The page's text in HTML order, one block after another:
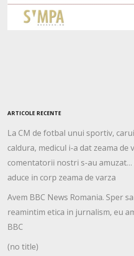
ARTICOLE RECENTE
La CM de fotbal unui sportiv,
caldura, medicul i-a dat zeama de
comentatorii nostri s-au amuzat…
aduce in corp zeama de varza
Avem BBC News Romania. Sper
reamintim etica in jurnalism, eu
BBC
(no title)